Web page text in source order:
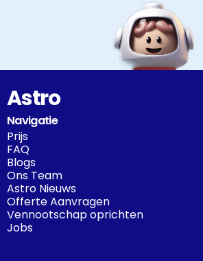
Astro
Navigatie
Prijs
FAQ
Blogs
Ons Team
Astro Nieuws
Offerte Aanvragen
Vennootschap oprichten
Jobs